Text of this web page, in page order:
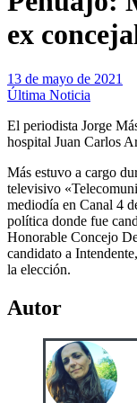
ex
13 de mayo de 2021
Última Noticia
El periodista Jorge
hospital Juan Carlos
Más estuvo a cargo
televisivo
mediodía en Canal 4
política donde fue
Honorable Concejo
candidato a
la elección.
Autor